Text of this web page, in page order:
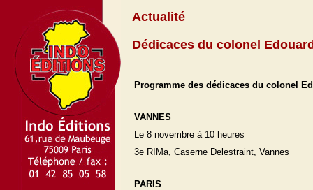
Actualité
Dédicaces du colonel
Programme des dédicaces du colonel
VANNES
Le 8 novembre à 10 heures
3e RIMa, Caserne Delestraint, Vannes
PARIS